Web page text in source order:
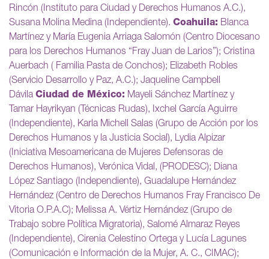
Rincón (Instituto para Ciudad y Derechos Humanos A.C.),
Susana Molina Medina (Independiente). Coahuila: Blanca
Martínez y María Eugenia Arriaga Salomón (Centro Diocesano
para los Derechos Humanos “Fray Juan de Larios”); Cristina
Auerbach ( Familia Pasta de Conchos); Elizabeth Robles
(Servicio Desarrollo y Paz, A.C.); Jaqueline Campbell
DávilaCiudad de México: Mayeli Sánchez Martínez y
Tamar Hayrikyan (Técnicas Rudas), Ixchel García Aguirre
(Independiente), Karla Michell Salas (Grupo de Acción por los
Derechos Humanos y la Justicia Social), Lydia Alpizar
(Iniciativa Mesoamericana de Mujeres Defensoras de
Derechos Humanos), Verónica Vidal, (PRODESC); Diana
López Santiago (Independiente), Guadalupe Hernández
Hernández (Centro de Derechos Humanos Fray Francisco De
Vitoria O.P.A.C); Melissa A. Vértiz Hernández (Grupo de
Trabajo sobre Política Migratoria), Salomé Almaraz Reyes
(Independiente), Cirenia Celestino Ortega y Lucía Lagunes
(Comunicación e Información de la Mujer, A. C., CIMAC);